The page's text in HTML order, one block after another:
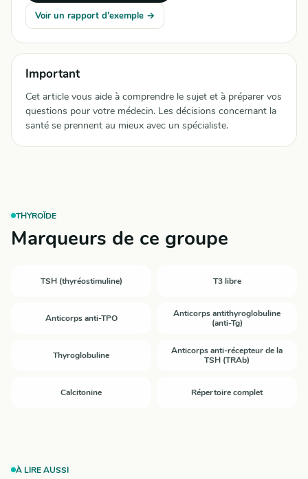
Voir un rapport d'exemple →
Important
Cet article vous aide à comprendre le sujet et à préparer vos
questions pour votre médecin. Les décisions concernant la
santé se prennent au mieux avec un spécialiste.
THYROÏDE
Marqueurs de ce groupe
TSH (thyréostimuline) T3 libre
Anticorps anti-TPO
Anticorps antithyroglobuline
(anti-Tg)
Thyroglobuline
Anticorps anti-récepteur de la
TSH (TRAb)
Calcitonine Répertoire complet
À LIRE AUSSI